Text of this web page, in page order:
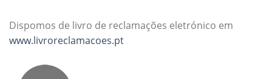
Dispomos de livro de reclamações eletrónico em
www.livroreclamacoes.pt